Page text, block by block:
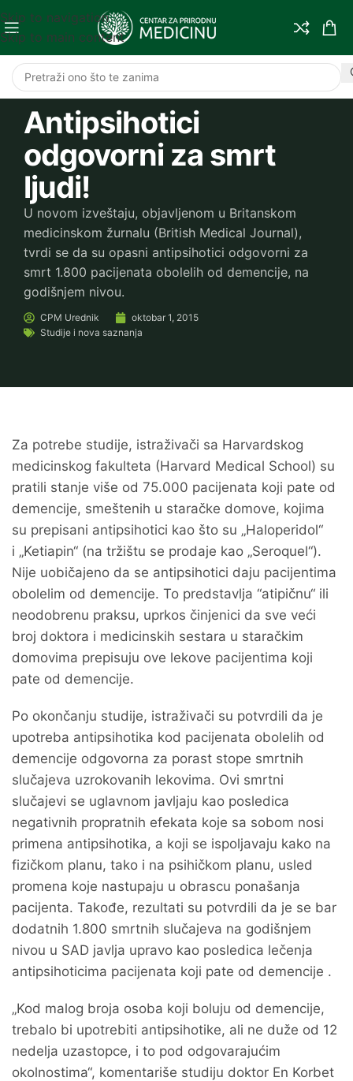
Skip to navigation
Skip to main content
Antipsihotici
odgovorni za smrt
ljudi!
U novom izveštaju, objavljenom u Britanskom
medicinskom žurnalu (British Medical Journal),
tvrdi se da su opasni antipsihotici odgovorni za
smrt 1.800 pacijenata obolelih od demencije, na
godišnjem nivou.
CPM Urednik
oktobar 1, 2015
Studije i nova saznanja
Za potrebe studije, istraživači sa Harvardskog
medicinskog fakulteta (Harvard Medical School) su
pratili stanje više od 75.000 pacijenata koji pate od
demencije, smeštenih u staračke domove, kojima
su prepisani antipsihotici kao što su „Haloperidol“
i „Ketiapin“ (na tržištu se prodaje kao „Seroquel“).
Nije uobičajeno da se antipsihotici daju pacijentima
obolelim od demencije. To predstavlja “atipičnu“ ili
neodobrenu praksu, uprkos činjenici da sve veći
broj doktora i medicinskih sestara u staračkim
domovima prepisuju ove lekove pacijentima koji
pate od demencije.
Po okončanju studije, istraživači su potvrdili da je
upotreba antipsihotika kod pacijenata obolelih od
demencije odgovorna za porast stope smrtnih
slučajeva uzrokovanih lekovima. Ovi smrtni
slučajevi se uglavnom javljaju kao posledica
negativnih propratnih efekata koje sa sobom nosi
primena antipsihotika, a koji se ispoljavaju kako na
fizičkom planu, tako i na psihičkom planu, usled
promena koje nastupaju u obrascu ponašanja
pacijenta. Takođe, rezultati su potvrdili da je se bar
dodatnih 1.800 smrtnih slučajeva na godišnjem
nivou u SAD javlja upravo kao posledica lečenja
antipsihoticima pacijenata koji pate od demencije .
„Kod malog broja osoba koji boluju od demencije,
trebalo bi upotrebiti antipsihotike, ali ne duže od 12
nedelja uzastopce, i to pod odgovarajućim
okolnostima“, komentariše studiju doktor En Korbet